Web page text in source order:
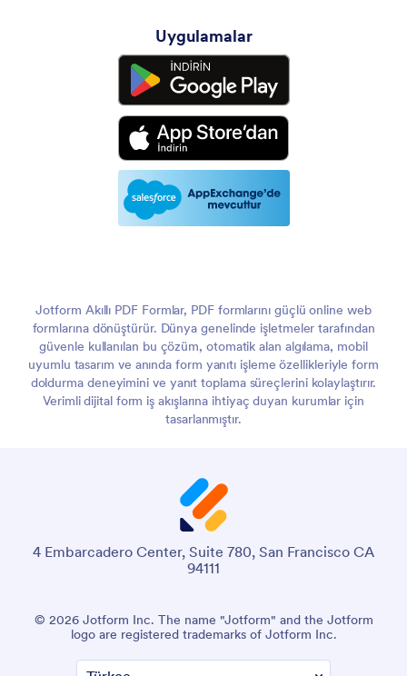
Uygulamalar
Jotform Akıllı PDF Formlar, PDF formlarını güçlü online web
formlarına dönüştürür. Dünya genelinde işletmeler tarafından
güvenle kullanılan bu çözüm, otomatik alan algılama, mobil
uyumlu tasarım ve anında form yanıtı işleme özellikleriyle form
doldurma deneyimini ve yanıt toplama süreçlerini kolaylaştırır.
Verimli dijital form iş akışlarına ihtiyaç duyan kurumlar için
tasarlanmıştır.
4 Embarcadero Center, Suite 780, San Francisco CA
94111
© 2026 Jotform Inc. The name "Jotform" and the Jotform
logo are registered trademarks of Jotform Inc.